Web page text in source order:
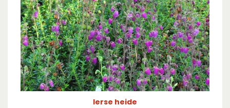
Ierse heide